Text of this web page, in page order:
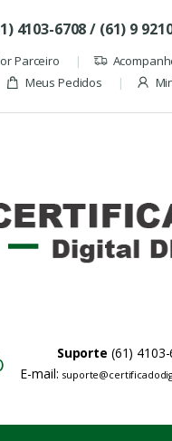
4103-6708 / (61) 9
Parceiro
Meus Pedidos
Suporte (61)
E-mail: